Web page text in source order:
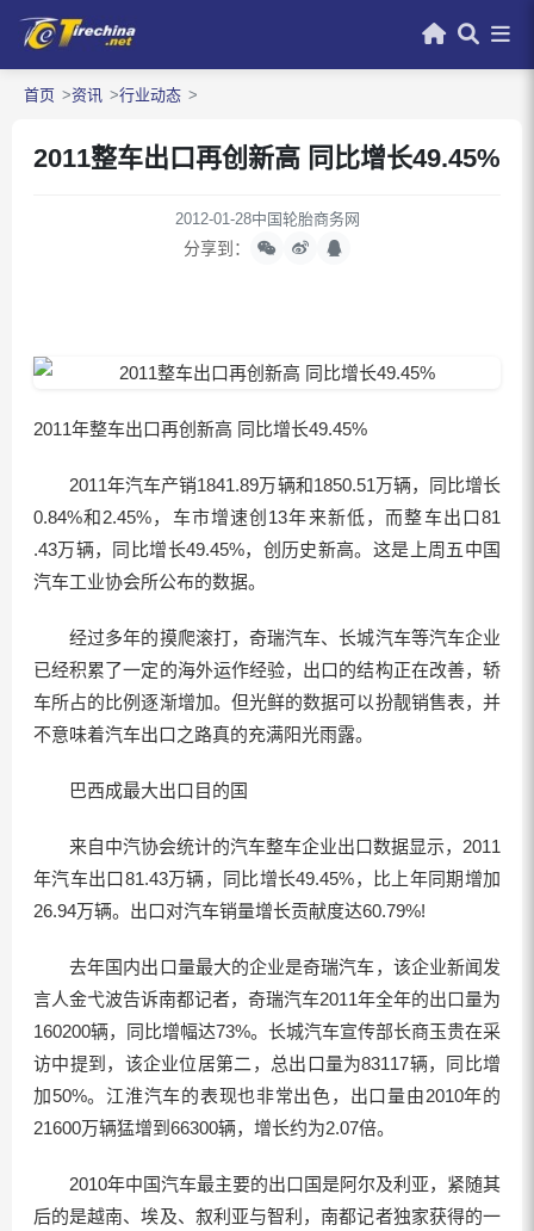
首页 资讯 行业动态
2011整车出口再创新高 同比增长49.45%
2012-01-28中国轮胎商务网
分享到：
2011年整车出口再创新高 同比增长49.45%
2011年汽车产销1841.89万辆和1850.51万辆，同比增长
0.84%和2.45%，车市增速创13年来新低，而整车出口81
.43万辆，同比增长49.45%，创历史新高。这是上周五中国
汽车工业协会所公布的数据。
经过多年的摸爬滚打，奇瑞汽车、长城汽车等汽车企业
已经积累了一定的海外运作经验，出口的结构正在改善，轿
车所占的比例逐渐增加。但光鲜的数据可以扮靓销售表，并
不意味着汽车出口之路真的充满阳光雨露。
巴西成最大出口目的国
来自中汽协会统计的汽车整车企业出口数据显示，2011
年汽车出口81.43万辆，同比增长49.45%，比上年同期增加
26.94万辆。出口对汽车销量增长贡献度达60.79%!
去年国内出口量最大的企业是奇瑞汽车，该企业新闻发
言人金弋波告诉南都记者，奇瑞汽车2011年全年的出口量为
160200辆，同比增幅达73%。长城汽车宣传部长商玉贵在采
访中提到，该企业位居第二，总出口量为83117辆，同比增
加50%。江淮汽车的表现也非常出色，出口量由2010年的
21600万辆猛增到66300辆，增长约为2.07倍。
2010年中国汽车最主要的出口国是阿尔及利亚，紧随其
后的是越南、埃及、叙利亚与智利，南都记者独家获得的一